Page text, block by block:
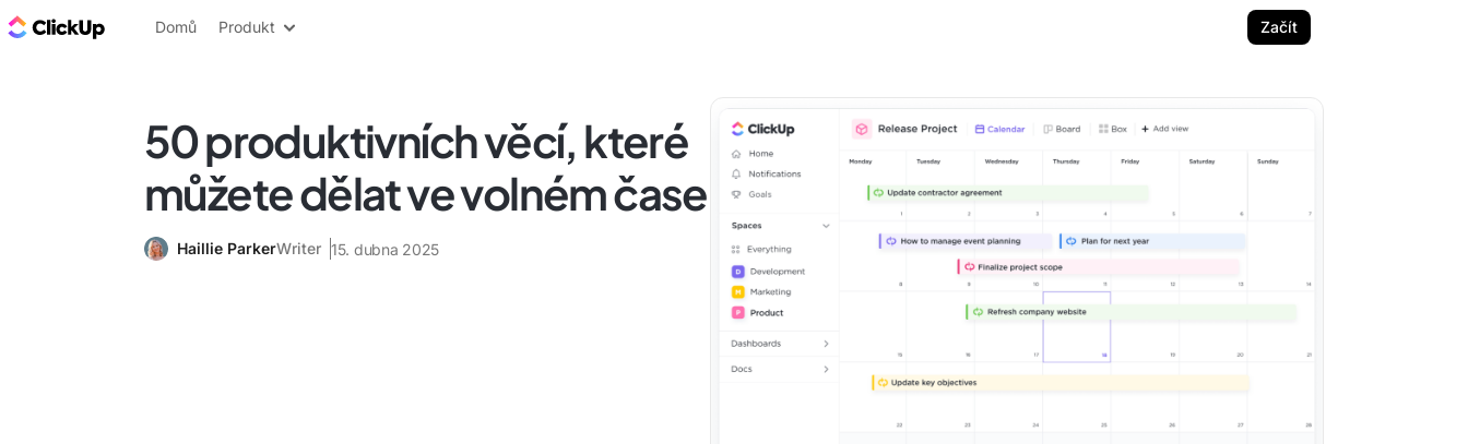
ClickUp blog
Domů Produkt Začít
50 produktivních věcí, které
můžete dělat ve volném čase
Haillie ParkerWriter 15. dubna 2025